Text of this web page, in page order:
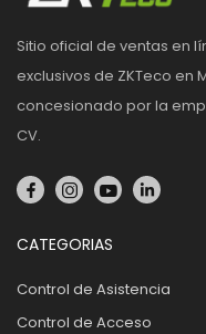
Sitio oficial de ventas en
exclusivos de ZKTeco en
concesionado por la
CV.
CATEGORIAS
Control de Asistencia
Control de Acceso